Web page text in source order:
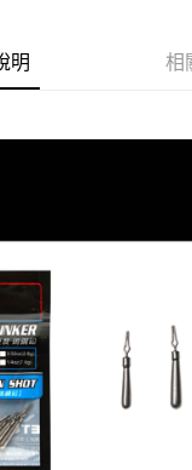
數及費用金額請依後續交易
單，「大哥付你分期」於每
大股份有限公司」（以下簡
服務購買商品或服務，並由
後，依約使用本公司帳單繳
哥付你分期」之契約關係目
地址）提供予台灣大哥大進
期帳單所需資料之確認、核
詳閱以下連結：
、不需綁卡、不需儲值。
先享後付」後，將跳
將收到繳費通知簡訊。
方式進行付款，方視為交易
當下不需立刻繳費，但若
家同意取消之訂單仍視為有
先享後付 」之結帳頁
取消欲退款等相關疑問，請
含以上)免運費
含以上)免運費
含以上)免運費
明 相